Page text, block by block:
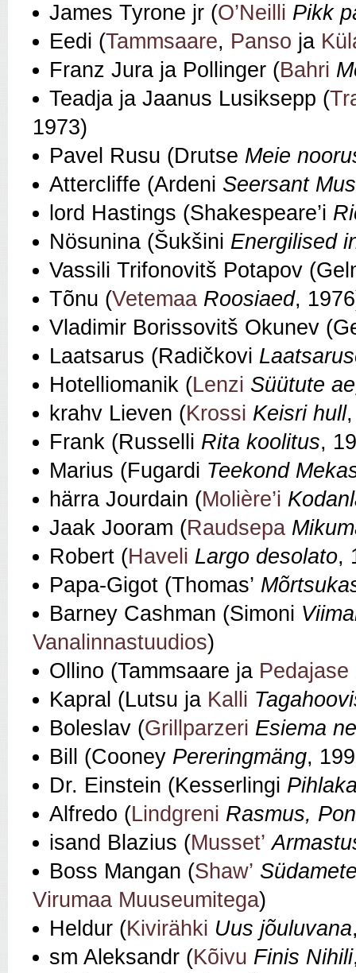
James Tyrone jr (O’Neilli Pikk
Eedi (Tammsaare, Panso ja
Franz Jura ja Pollinger (Bahri
Teadja ja Jaanus Lusiksepp (
1973)
Pavel Rusu (Drutse Meie
Attercliffe (Ardeni Seersant
lord Hastings (Shakespeare’i
Nösunina (Šukšini Energilised
Vassili Trifonovitš Potapov
Tõnu (Vetemaa Roosiaed,
Vladimir Borissovitš Okunev
Laatsarus (Radičkovi
Hotelliomanik (Lenzi Süütute
krahv Lieven (Krossi Keisri hull
Frank (Russelli Rita koolitus,
Marius (Fugardi Teekond
härra Jourdain (Molière’i
Jaak Jooram (Raudsepa
Robert (Haveli Largo desolato,
Papa-Gigot (Thomas’
Barney Cashman (Simoni
Vanalinnastuudios)
Ollino (Tammsaare ja Pedajase
Kapral (Lutsu ja Kalli
Boleslav (Grillparzeri Esiema
Bill (Cooney Pereringmäng,
Dr. Einstein (Kesserlingi
Alfredo (Lindgreni Rasmus,
isand Blazius (Musset’
Boss Mangan (Shaw’
Virumaa Muuseumitega)
Heldur (Kivirähki Uus jõuluvana
sm Aleksandr (Kõivu Finis Nihili